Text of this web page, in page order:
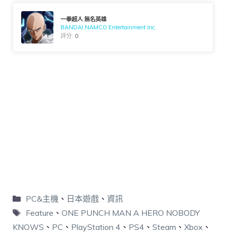
一拳超人 無名英雄
BANDAI NAMCO Entertainment Inc.
評分: 0
PC&主機、 日本遊戲、 資訊
Feature 、 ONE PUNCH MAN A HERO NOBODY
KNOWS 、 PC 、 PlayStation 4 、 PS4 、 Steam 、 Xbox 、